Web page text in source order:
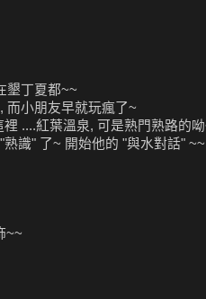
墾丁夏都~~
而小朋友早就玩瘋了~
....紅葉溫泉, 可是熟門熟路的
熟識" 了~ 開始他的 "與水對話"
~~